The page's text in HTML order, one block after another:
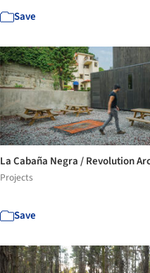
Save
La Cabaña Negra / Revolution
Projects
Save